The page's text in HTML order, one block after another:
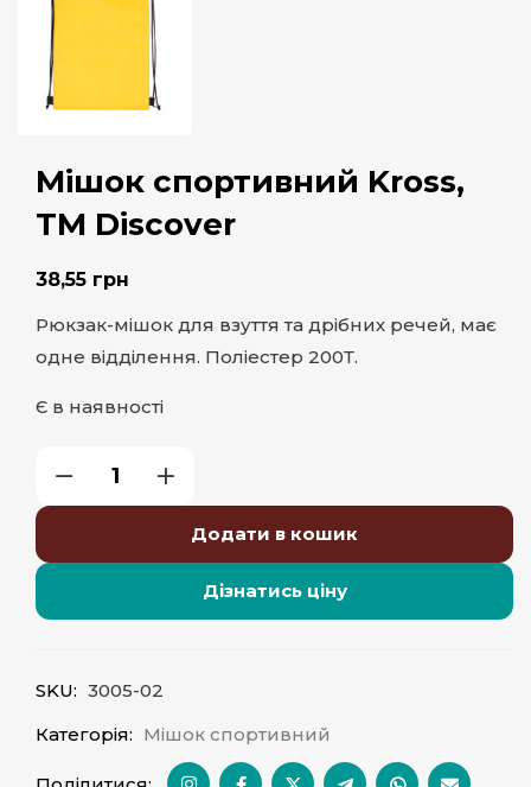
Мішок спортивний Kross,
TM Discover
38,55 грн
Рюкзак-мішок для взуття та дрібних речей, має
одне відділення. Поліестер 200Т.
Є в наявності
Додати в кошик
Дізнатись ціну
SKU: 3005-02
Категорія: Мішок спортивний